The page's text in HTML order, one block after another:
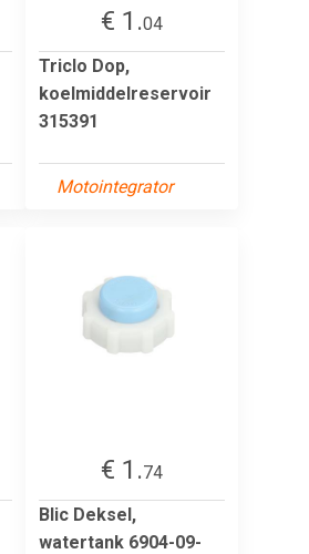
€ 1.04
Triclo Dop,
koelmiddelreservoir
315391
Motointegrator
€ 1.74
Blic Deksel,
watertank 6904-09-